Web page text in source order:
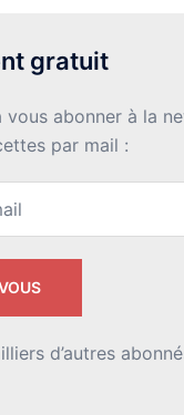
gratuit
vous abonner à la
par mail :
d’autres